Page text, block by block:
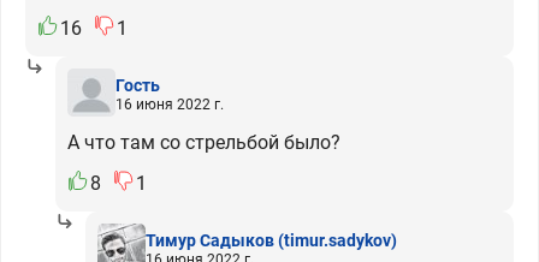
16
1
Гость
16 июня 2022 г.
А что там со стрельбой было?
8
1
Тимур Садыков(timur.sadykov)